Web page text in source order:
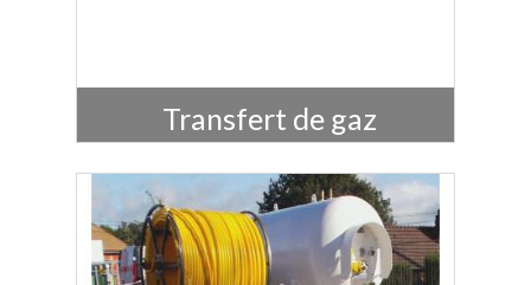
Transfert de gaz